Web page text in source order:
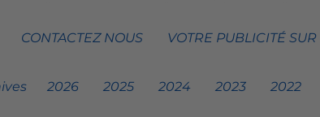
CONTACTEZ NOUS VOTRE PUBLICITÉ
2026 2025 2024 2023 2022